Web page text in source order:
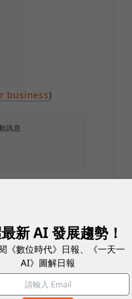
business)
訊息
站，但透過這個
。這個功能不但
頁面，你直
。或者你也可以
全，Facebook不
新 AI 發展趨勢！
《數位時代》日報、《一天一
AI》圖解日報